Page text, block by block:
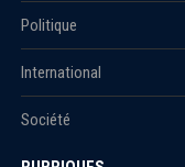
Politique
International
Société